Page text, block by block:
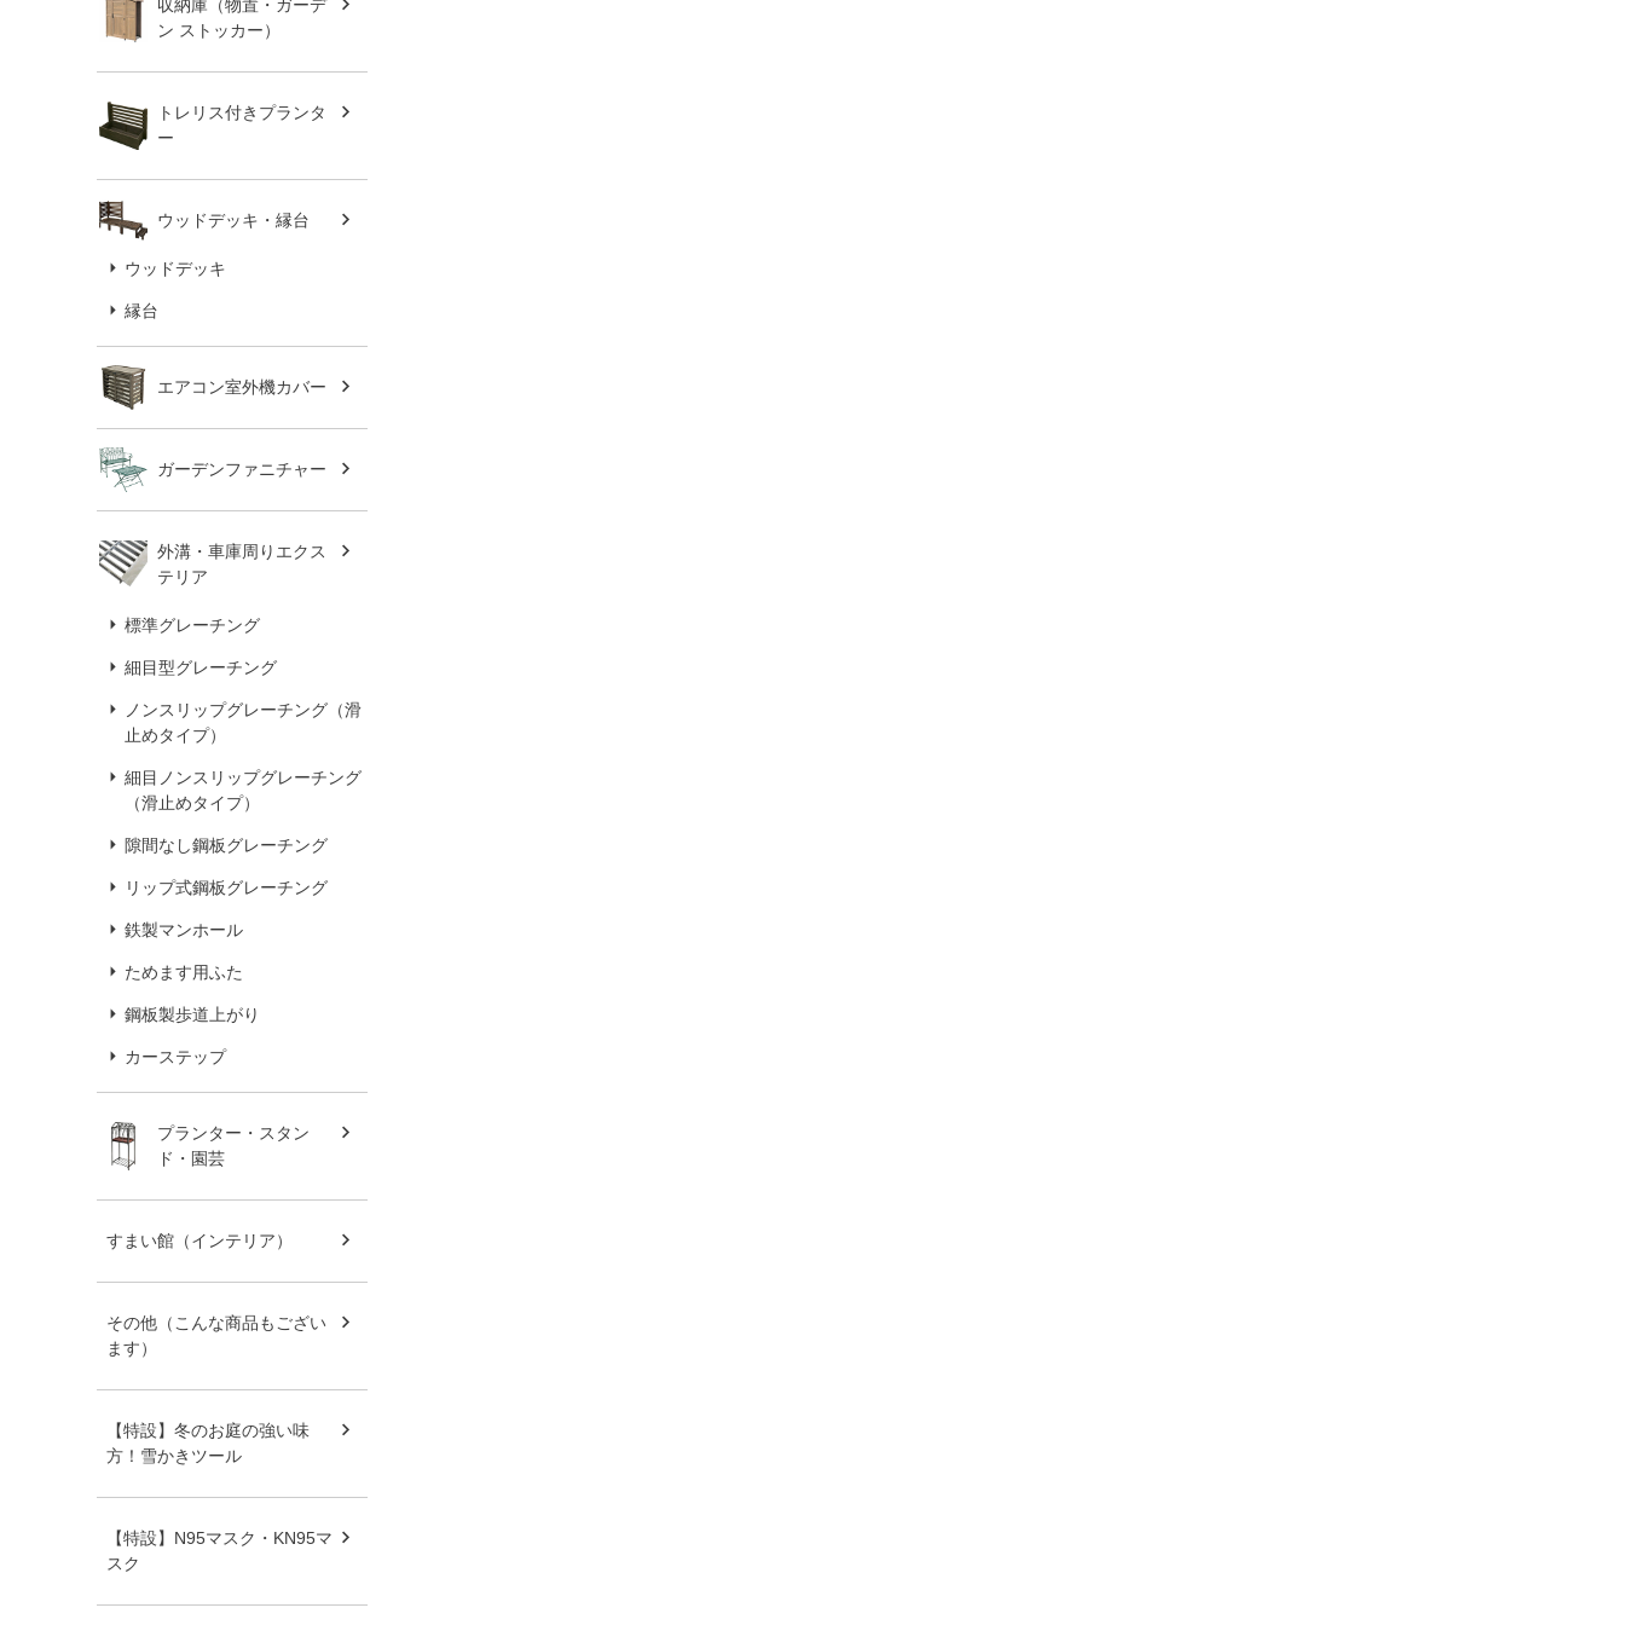
収納庫（物置・ガーデ
ン ストッカー）
トレリス付きプランタ
ー
ウッドデッキ・縁台
ウッドデッキ
縁台
エアコン室外機カバー
ガーデンファニチャー
外溝・車庫周りエクス
テリア
標準グレーチング
細目型グレーチング
ノンスリップグレーチング（滑
止めタイプ）
細目ノンスリップグレーチング
（滑止めタイプ）
隙間なし鋼板グレーチング
リップ式鋼板グレーチング
鉄製マンホール
ためます用ふた
鋼板製歩道上がり
カーステップ
プランター・スタン
ド・園芸
すまい館（インテリア）
その他（こんな商品もござい
ます）
【特設】冬のお庭の強い味
方！雪かきツール
【特設】N95マスク・KN95マ
スク